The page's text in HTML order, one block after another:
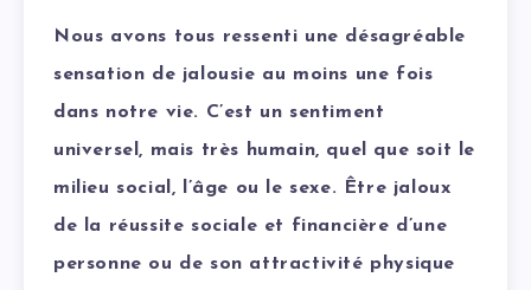
Nous avons tous ressenti une désagréable
sensation de jalousie au moins une fois
dans notre vie. C’est un sentiment
universel, mais très humain, quel que soit le
milieu social, l’âge ou le sexe. Être jaloux
de la réussite sociale et financière d’une
personne ou de son attractivité physique